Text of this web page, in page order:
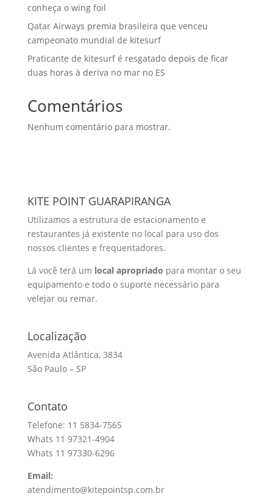
conheça o wing foil
Qatar Airways premia brasileira que venceu
campeonato mundial de kitesurf
Praticante de kitesurf é resgatado depois de ficar
duas horas à deriva no mar no ES
Comentários
Nenhum comentário para mostrar.
KITE POINT GUARAPIRANGA
Utilizamos a estrutura de estacionamento e
restaurantes já existente no local para uso dos
nossos clientes e frequentadores.
Lá você terá um local apropriado para montar o seu
equipamento e todo o suporte necessário para
velejar ou remar.
Localização
Avenida Atlântica, 3834
São Paulo – SP
Contato
Telefone: 11 5834-7565
Whats 11 97321-4904
Whats 11 97330-6296
Email:
atendimento@kitepointsp.com.br